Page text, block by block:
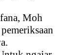
Moh